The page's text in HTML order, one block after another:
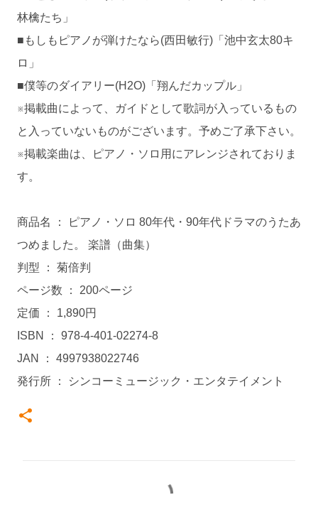
林檎たち」
■もしもピアノが弾けたなら(西田敏行)「池中玄太80キ
ロ」
■僕等のダイアリー(H2O)「翔んだカップル」
※掲載曲によって、ガイドとして歌詞が入っているもの
と入っていないものがございます。予めご了承下さい。
※掲載楽曲は、ピアノ・ソロ用にアレンジされておりま
す。
商品名 ： ピアノ・ソロ 80年代・90年代ドラマのうたあ
つめました。 楽譜（曲集）
判型 ： 菊倍判
ページ数 ： 200ページ
定価 ： 1,890円
ISBN ： 978-4-401-02274-8
JAN ： 4997938022746
発行所 ： シンコーミュージック・エンタテイメント